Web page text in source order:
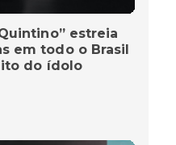
estreia
em todo o Brasil
do ídolo